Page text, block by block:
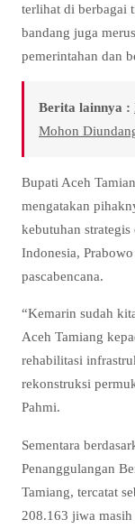
terlihat di berbagai
bandang juga
pemerintahan dan
Berita lainnya :
Mohon
Bupati Aceh
mengatakan
kebutuhan
Indonesia,
pascabencana.
“Kemarin sudah
Aceh Tamiang
rehabilitasi
rekonstruksi
Pahmi.
Sementara
Penanggulangan
Tamiang, tercatat
208.163 jiwa masih